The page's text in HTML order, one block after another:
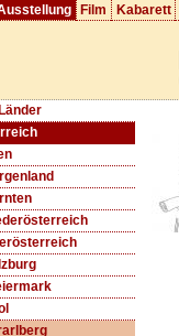
Film Kabarett